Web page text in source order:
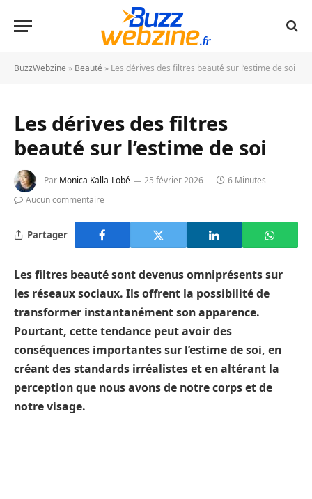
BuzzWebzine » Beauté » Les dérives des filtres beauté sur l’estime de soi
Les dérives des filtres
beauté sur l’estime de soi
Par Monica Kalla-Lobé 25 février 2026
6 Minutes
Aucun commentaire
Partager
Les filtres beauté sont devenus omniprésents sur
les réseaux sociaux. Ils offrent la possibilité de
transformer instantanément son apparence.
Pourtant, cette tendance peut avoir des
conséquences importantes sur l’estime de soi, en
créant des standards irréalistes et en altérant la
perception que nous avons de notre corps et de
notre visage.